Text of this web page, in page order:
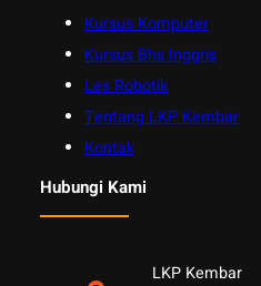
Kursus Komputer
Kursus Bhs Inggris
Les Robotik
Tentang LKP Kembar
Kontak
Hubungi Kami
LKP Kembar